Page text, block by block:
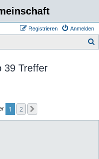
Anmelden
Registrieren
39 Treffer
1 2